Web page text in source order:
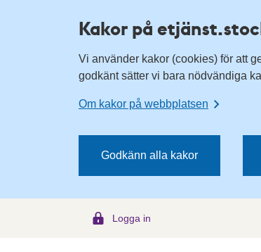
Kakor på
Vi använder kakor (cookies) för att
godkänt sätter vi bara nödvändiga
Om kakor på webbplatsen
Godkänn alla kakor
Logga in